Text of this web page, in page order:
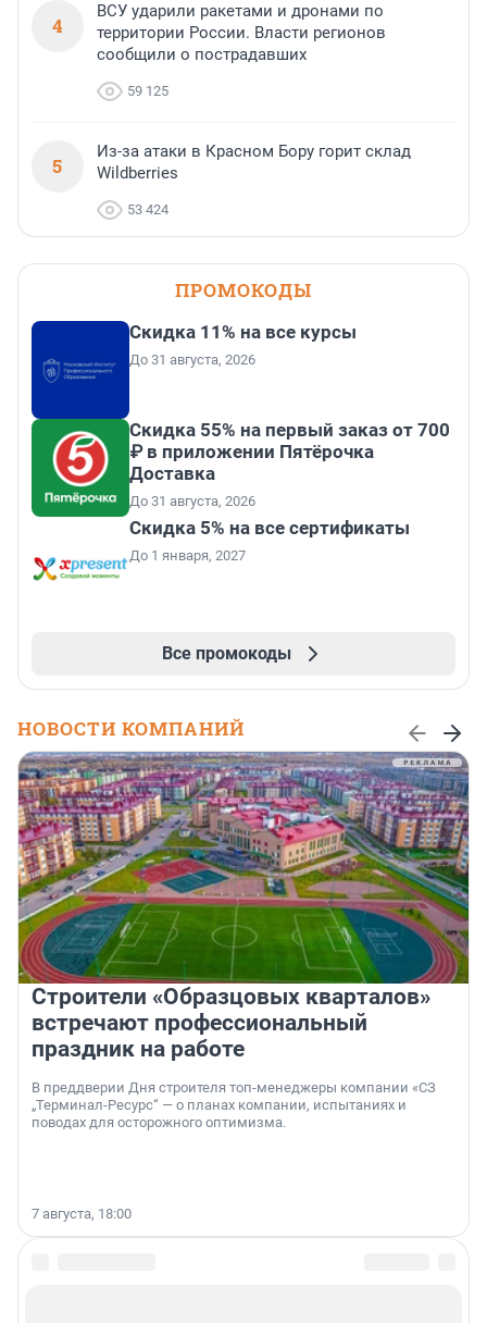
4
ВСУ ударили ракетами и дронами по
территории России. Власти регионов
сообщили о пострадавших
59 125
5
Из-за атаки в Красном Бору горит склад
Wildberries
53 424
ПРОМОКОДЫ
Скидка 11% на все курсы
До 31 августа, 2026
Скидка 55% на первый заказ от 700
₽ в приложении Пятёрочка
Доставка
До 31 августа, 2026
Скидка 5% на все сертификаты
До 1 января, 2027
Все промокоды
НОВОСТИ КОМПАНИЙ
Строители «Образцовых кварталов»
встречают профессиональный
праздник на работе
В преддверии Дня строителя топ-менеджеры компании «СЗ
„Терминал-Ресурс“ — о планах компании, испытаниях и
поводах для осторожного оптимизма.
7 августа, 18:00